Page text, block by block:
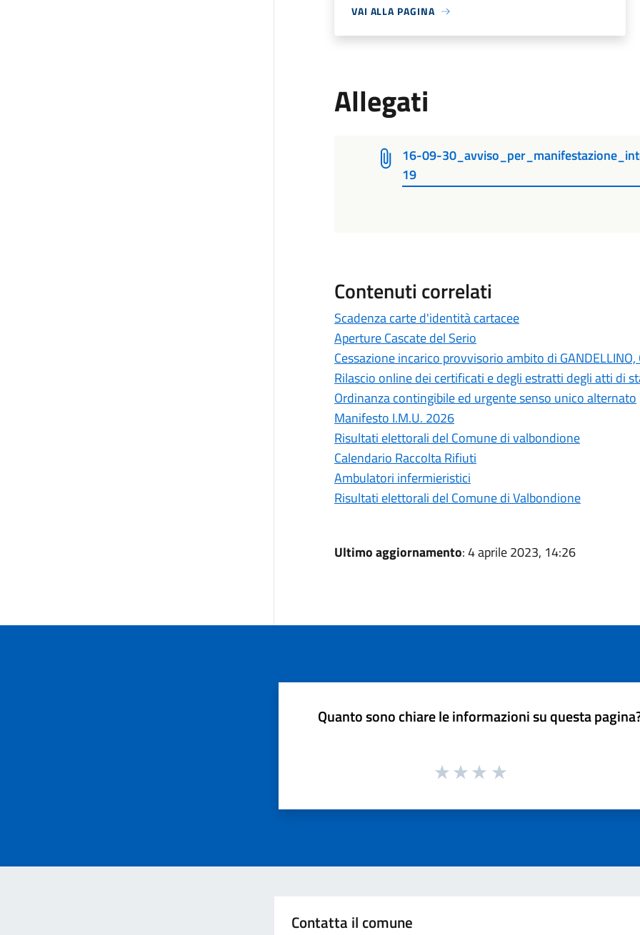
VAI ALLA PAGINA
Allegati
16-09-
19
Contenuti correlati
Scadenza carte d'identità cartacee
Aperture Cascate del Serio
Cessazione incarico provvisorio ambito di GANDELLINO,
Rilascio online dei certificati e degli estratti degli atti di
Ordinanza contingibile ed urgente senso unico alternato
Manifesto I.M.U. 2026
Risultati elettorali del Comune di valbondione
Calendario Raccolta Rifiuti
Ambulatori infermieristici
Risultati elettorali del Comune di Valbondione
Ultimo aggiornamento: 4 aprile 2023, 14:26
Quanto sono chiare le informazioni su questa
Contatta il comune